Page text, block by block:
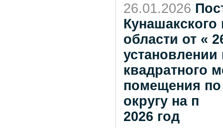
26.01.2026
области от «
квадратного
помещения
округу на п
2026 год